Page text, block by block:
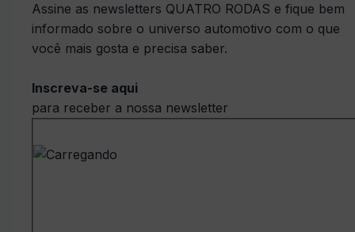
Assine as newsletters QUATRO RODAS e fique bem
informado sobre o universo automotivo com o que
você mais gosta e precisa saber.
Inscreva-se aqui
para receber a nossa newsletter